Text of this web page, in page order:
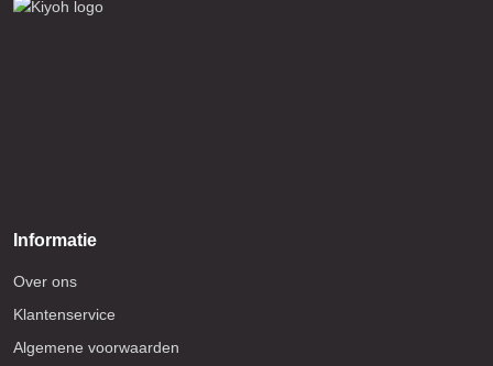
Informatie
Over ons
Klantenservice
Algemene voorwaarden